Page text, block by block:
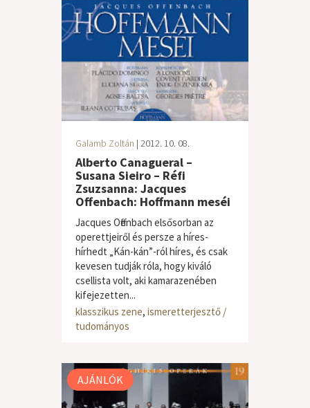
Galamb Zoltán | 2012. 10. 08.
Alberto Canagueral –
Susana Sieiro – Réfi
Zsuzsanna: Jacques
Offenbach: Hoffmann meséi
Jacques Offenbach elsősorban az
operettjeiről és persze a híres-
hírhedt „Kán-kán”-ról híres, és csak
kevesen tudják róla, hogy kiváló
csellista volt, aki kamarazenében
kifejezetten...
klasszikus zene, ismeretterjesztő /
tudományos
AJÁNLÓK